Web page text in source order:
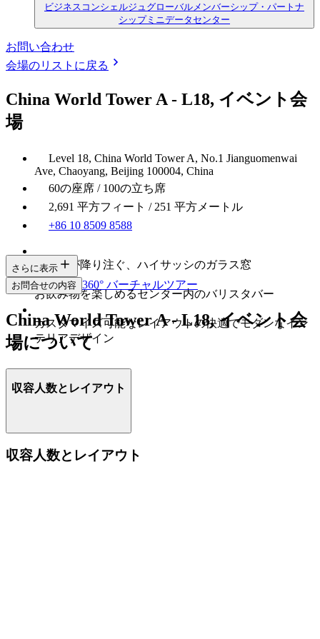
ビジネスコンシェルジュ グローバルメンバーシップ・パートナ
シップミニデータセンター
お問い合わせ
会場のリストに戻る
China World Tower A - L18, イベント会
場
Level 18, China World Tower A, No.1 Jianguomenwai
Ave, Chaoyang, Beijing 100004, China
60の座席 / 100の立ち席
2,691 平方フィート / 251 平方メートル
+86 10 8509 8588
自然光が降り注ぐ、ハイサッシのガラス窓
お飲み物を楽しめるセンター内のバリスタバー
カスタマイズ可能なレイアウトの快適でモダンなイン
テリアデザイン
さらに表示
お問合せの内容 360° バーチャルツアー
China World Tower A - L18, イベント会
場について
収容人数とレイアウト
収容人数とレイアウト